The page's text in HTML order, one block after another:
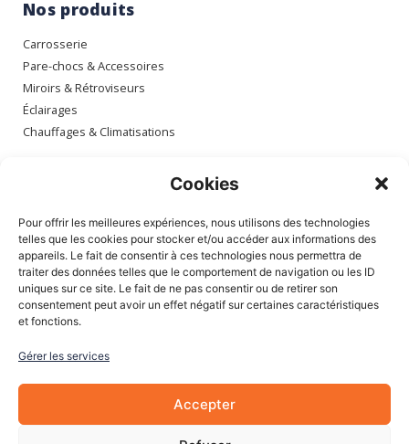
Cookies
Pour offrir les meilleures expériences, nous utilisons des technologies
telles que les cookies pour stocker et/ou accéder aux informations des
appareils. Le fait de consentir à ces technologies nous permettra de
traiter des données telles que le comportement de navigation ou les ID
uniques sur ce site. Le fait de ne pas consentir ou de retirer son
consentement peut avoir un effet négatif sur certaines caractéristiques
et fonctions.
Gérer les services
Accepter
Nos produits
Carrosserie
Pare-chocs & Accessoires
Miroirs & Rétroviseurs
Éclairages
Chauffages & Climatisations
Mon compte
Mes commandes
Mes adresses
Mon panier
Informations
À Propos de nous
Blog
Mentions légales